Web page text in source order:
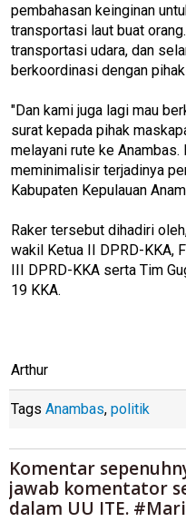
pembahasan keinginan
transportasi laut buat
transportasi udara, dan
berkoordinasi dengan
"Dan kami juga lagi mau
surat kepada pihak
melayani rute ke Anambas.
meminimalisir terjadinya
Kabupaten Kepulauan
Raker tersebut dihadiri
wakil Ketua II DPRD-KKA,
III DPRD-KKA serta Tim
19 KKA.
Arthur
Tags Anambas, politik
Komentar
jawab komentator
dalam UU ITE.